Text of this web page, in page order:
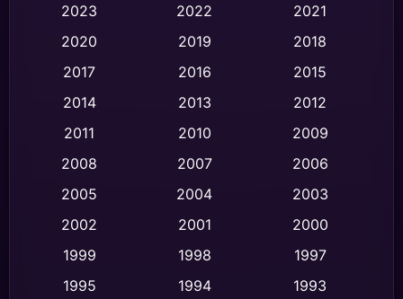
Classic หนังคลาสสิก (47)
Comedy ตลก (459)
Crime อาชญากรรม (535)
Cult Film
Dance เต้น (10)
2023
2022
2021
2020
2019
2018
2017
2016
2015
2014
2013
2012
2011
2010
2009
2008
2007
2006
2005
2004
2003
2002
2001
2000
1999
1998
1997
1995
1994
1993